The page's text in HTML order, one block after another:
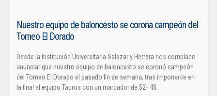
Nuestro equipo de baloncesto se corona campeón del
Torneo El Dorado
Desde la Institución Universitaria Salazar y Herrera nos complace
anunciar que nuestro equipo de baloncesto se coronó campeón
del Torneo El Dorado el pasado fin de semana, tras imponerse en
la final al equipo Tauros con un marcador de 52–48.